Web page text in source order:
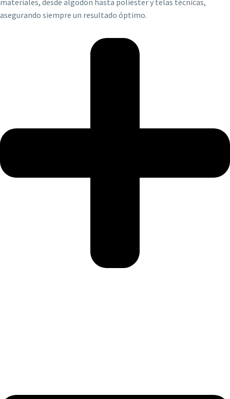
materiales, desde algodón hasta poliéster y telas técnicas,
asegurando siempre un resultado óptimo.